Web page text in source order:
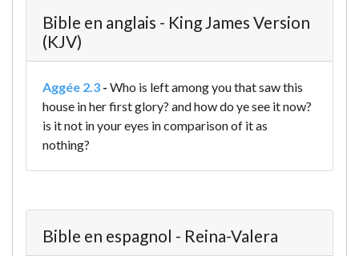
Bible en anglais - King James Version
(KJV)
Aggée 2.3 - Who is left among you that saw this
house in her first glory? and how do ye see it now?
is it not in your eyes in comparison of it as
nothing?
Bible en espagnol - Reina-Valera